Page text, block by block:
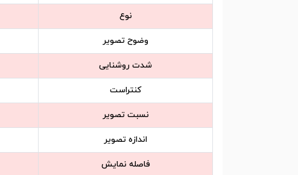
نوع
وضوح تصویر
شدت روشنایی
کنتراست
نسبت تصویر
اندازه تصویر
فاصله نمایش